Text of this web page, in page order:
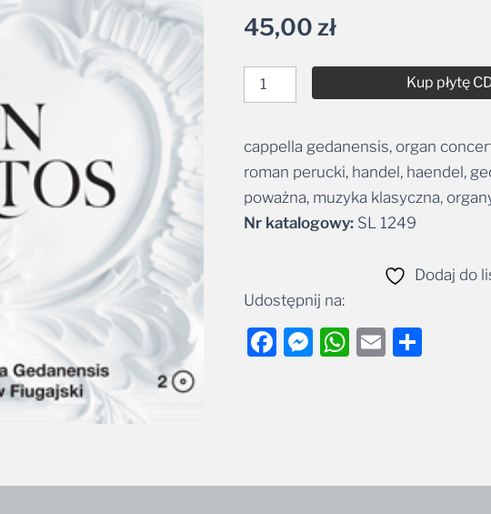
45,00zł
Concertos
2CD
Roman
Gedanensis
pod
P.
Fiugajskiego
Kup płytę
Alternative:
cappella gedanensis, organ
roman perucki, handel, haendel,
poważna, muzyka klasyczna,
Nr katalogowy:SL 1249
Dodaj do
Udostępnij na:
Facebook
Messenger
WhatsApp
EmailShare